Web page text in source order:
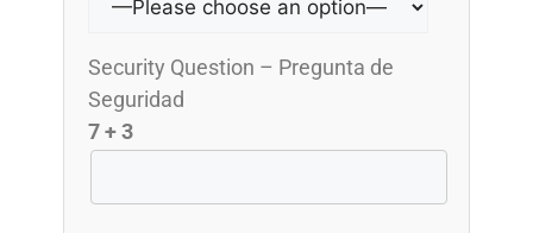
Security Question – Pregunta de
Seguridad
7 + 3